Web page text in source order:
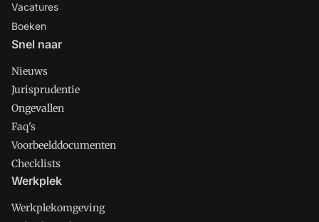
Vacatures
Boeken
Snel naar
Nieuws
Jurisprudentie
Ongevallen
Faq's
Voorbeelddocumenten
Checklists
Werkplek
Werkplekomgeving